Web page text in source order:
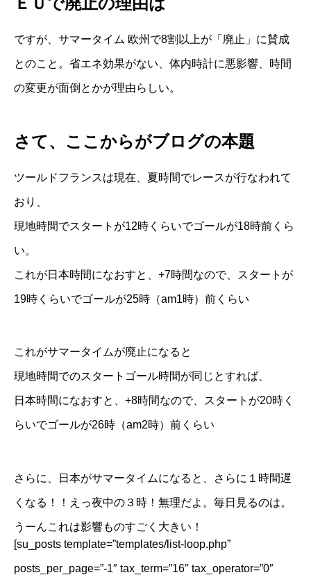
ですが、サマータイム 欧州で8割以上が「廃止」に賛成
とのこと。省エネ効果がない、体内時計に悪影響、時間
の変更が面倒とかが理由らしい。
さて、ここからがブログの本題
ツールドフランスは現在、夏時間でレースが行なわれて
おり、
現地時間でスタートが12時くらいでゴールが18時前くら
い。
これが日本時間になおすと、+7時間なので、スタートが
19時くらいでゴールが25時（am1時）前くらい
これがサマータイムが廃止になると
現地時間でのスタートゴール時間が同じとすれば、
日本時間になおすと、+8時間なので、スタートが20時く
らいでゴールが26時（am2時）前くらい
さらに、日本がサマータイムになると、さらに１時間遅
くなる！！えっ夜中の３時！無理だよ。毎日見るのは。
うーんこれは影響ものすごく大きい！
[su_posts template=”templates/list-loop.php”
posts_per_page=”-1″ tax_term=”16″ tax_operator=”0″